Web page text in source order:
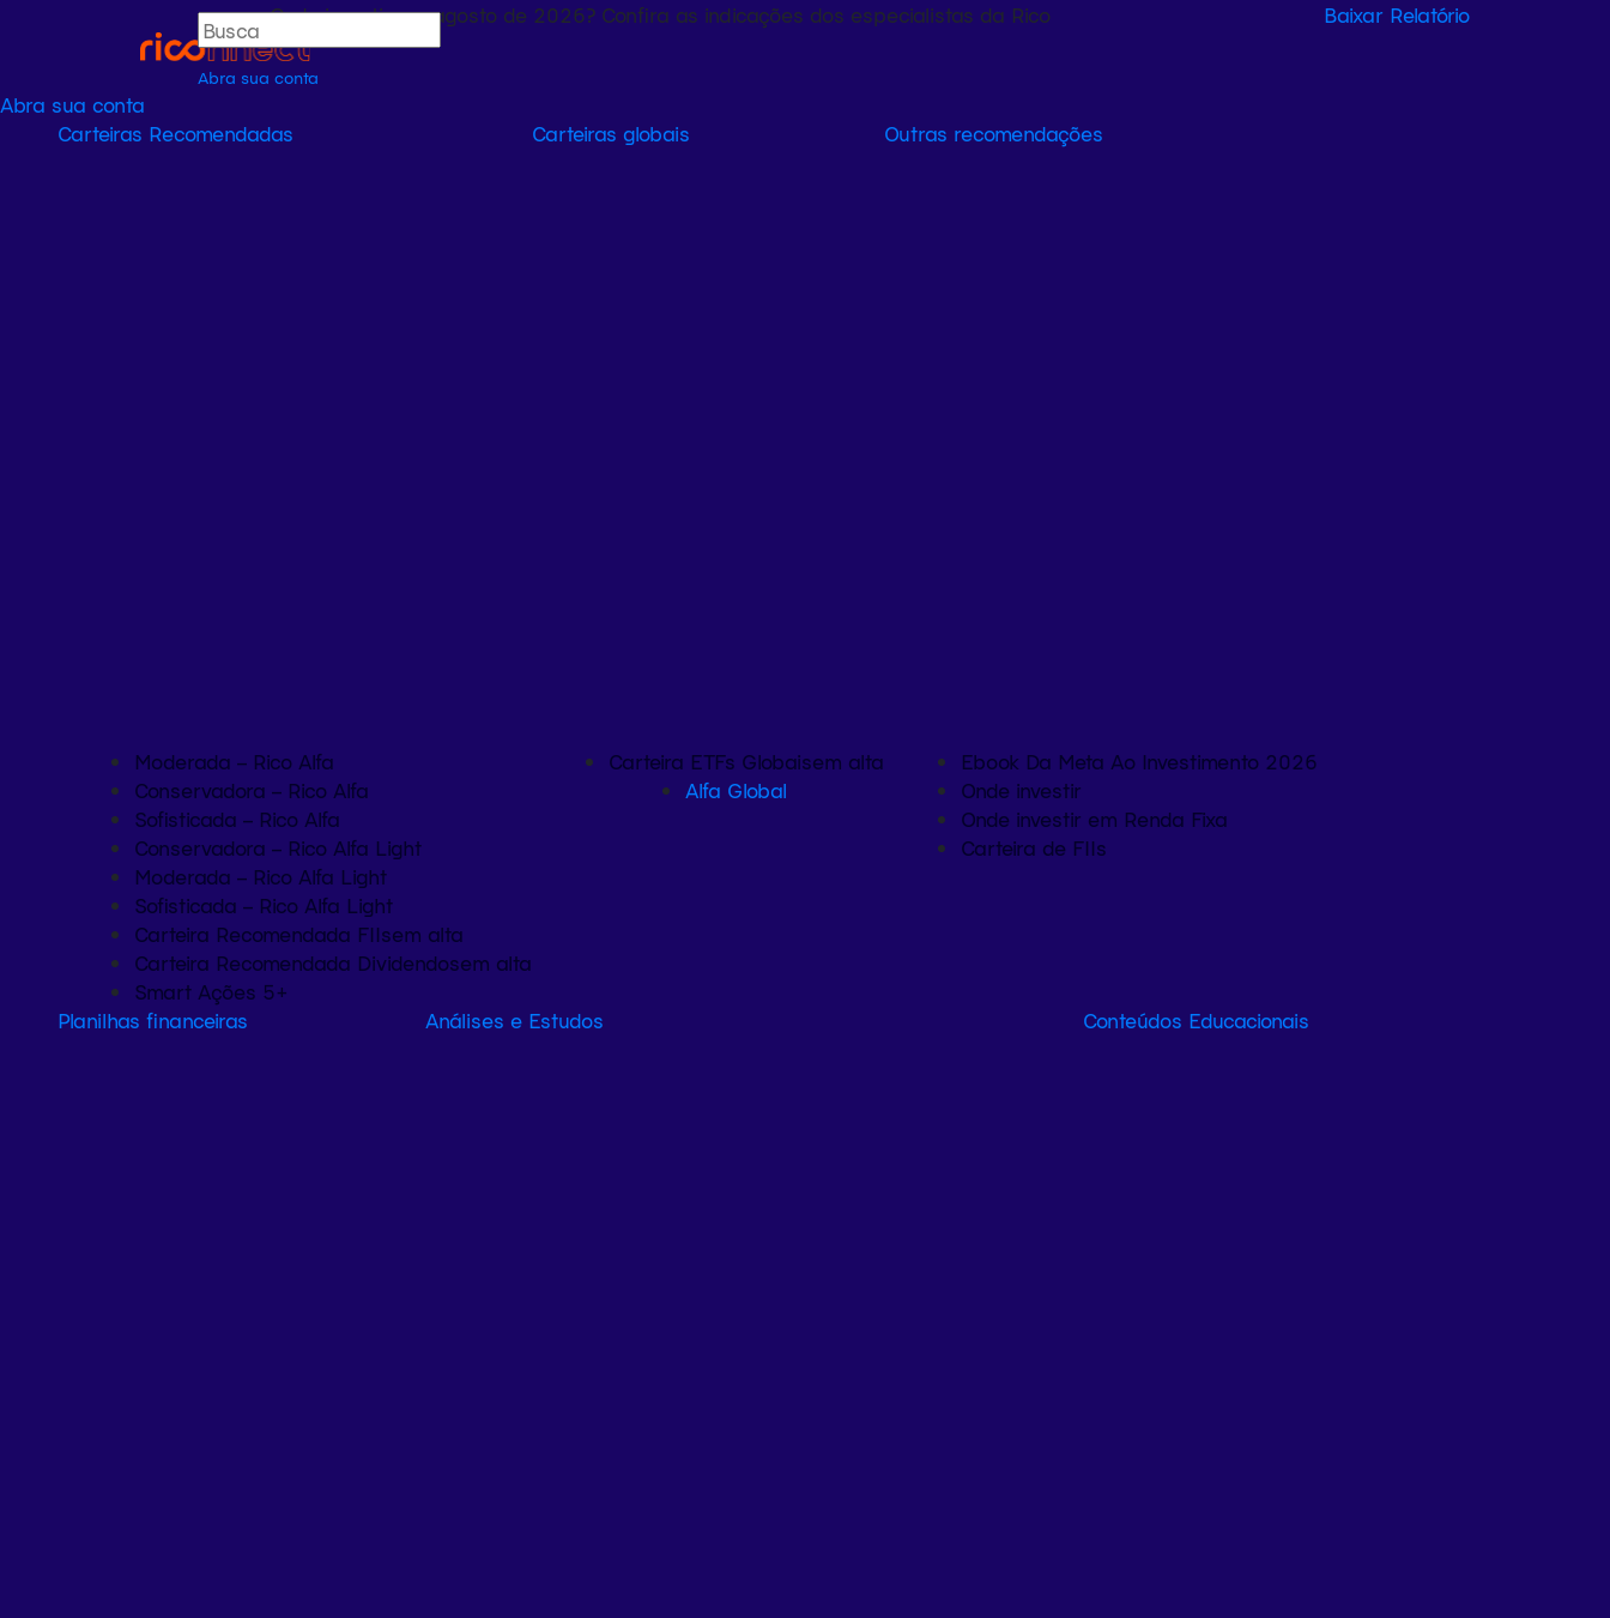
Onde investir em agosto de 2026? Confira as indicações dos especialistas da Rico Baixar Relatório
Abra sua conta
Abra sua conta
Carteiras Recomendadas
Moderada – Rico Alfa
Conservadora – Rico Alfa
Sofisticada – Rico Alfa
Conservadora – Rico Alfa Light
Moderada – Rico Alfa Light
Sofisticada – Rico Alfa Light
Carteira Recomendada FIIsem alta
Carteira Recomendada Dividendosem alta
Smart Ações 5+
Carteiras globais
Carteira ETFs Globaisem alta
Alfa Global
Outras recomendações
Ebook Da Meta Ao Investimento 2026
Onde investir
Onde investir em Renda Fixa
Carteira de FIIs
Planilhas financeiras Análises e Estudos Conteúdos Educacionais